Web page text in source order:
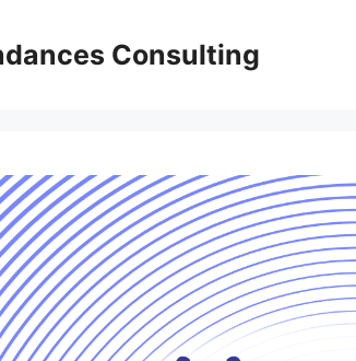
Consulting